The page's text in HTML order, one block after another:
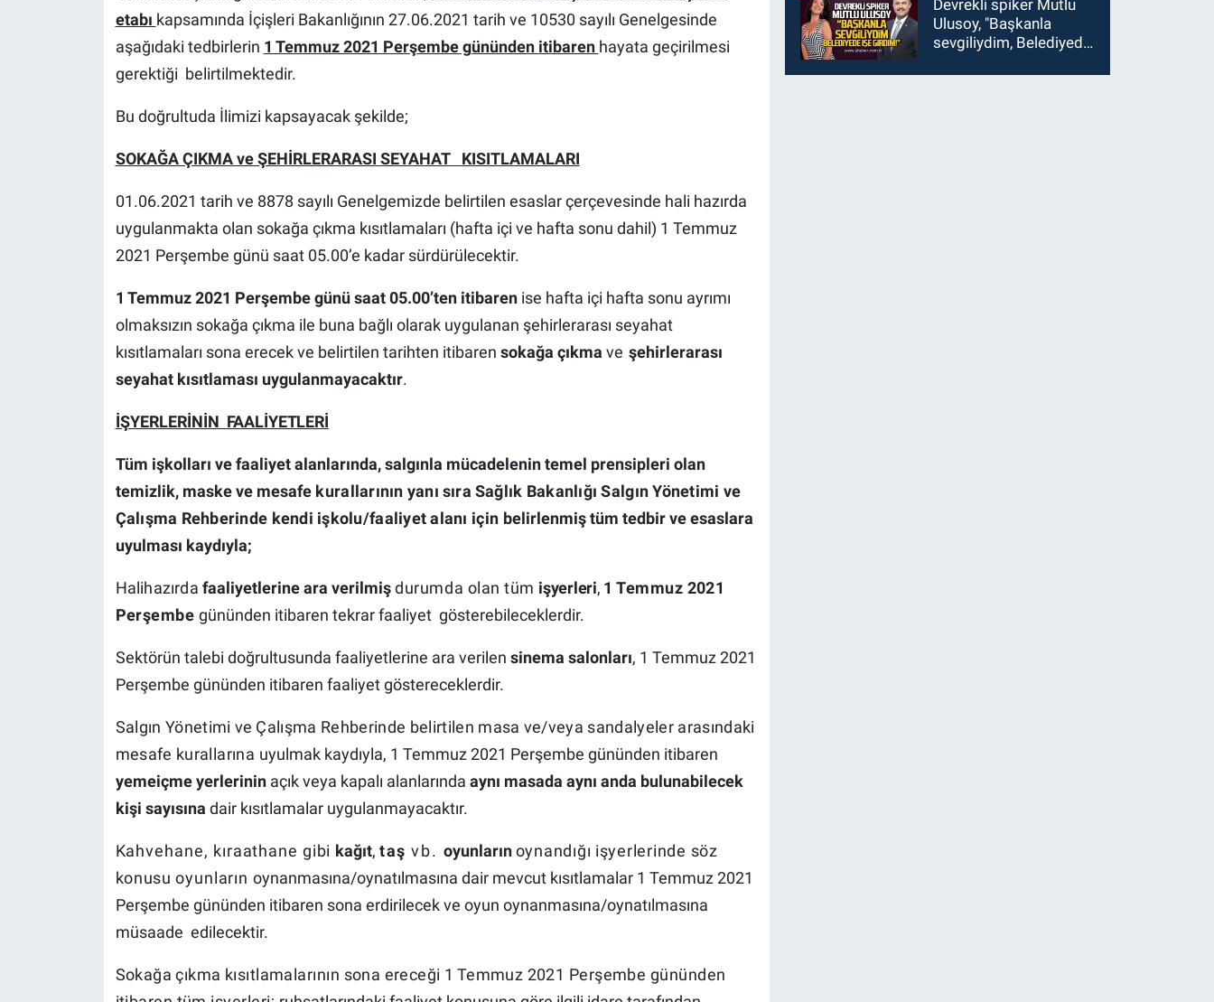
etabı kapsamında İçişleri Bakanlığının 27.06.2021 tarih ve 10530 sayılı Genelgesinde
aşağıdaki tedbirlerin 1 Temmuz 2021 Perşembe gününden itibaren hayata geçirilmesi
gerektiği belirtilmektedir.
Bu doğrultuda İlimizi kapsayacak şekilde;
SOKAĞA ÇIKMA ve ŞEHİRLERARASI SEYAHAT KISITLAMALARI
01.06.2021 tarih ve 8878 sayılı Genelgemizde belirtilen esaslar çerçevesinde hali hazırda
uygulanmakta olan sokağa çıkma kısıtlamaları (hafta içi ve hafta sonu dahil) 1 Temmuz
2021 Perşembe günü saat 05.00’e kadar sürdürülecektir.
1 Temmuz 2021 Perşembe günü saat 05.00’ten itibaren ise hafta içi hafta sonu ayrımı
olmaksızın sokağa çıkma ile buna bağlı olarak uygulanan şehirlerarası seyahat
kısıtlamaları sona erecek ve belirtilen tarihten itibaren sokağa çıkma ve şehirlerarası
seyahat kısıtlaması uygulanmayacaktır.
İŞYERLERİNİN FAALİYETLERİ
Tüm işkolları ve faaliyet alanlarında, salgınla mücadelenin temel prensipleri olan
temizlik, maske ve mesafe kurallarının yanı sıra Sağlık Bakanlığı Salgın Yönetimi ve
Çalışma Rehberinde kendi işkolu/faaliyet alanı için belirlenmiş tüm tedbir ve esaslara
uyulması kaydıyla;
Halihazırda faaliyetlerine ara verilmişdurumda olantüm işyerleri, 1Temmuz 2021
Perşembe gününden itibaren tekrar faaliyet gösterebileceklerdir.
Sektörün talebi doğrultusunda faaliyetlerine ara verilen sinema salonları, 1 Temmuz 2021
Perşembe gününden itibaren faaliyet göstereceklerdir.
Salgın Yönetimi ve Çalışma Rehberinde belirtilen masa ve/veya sandalyeler arasındaki
mesafe kurallarına uyulmak kaydıyla, 1 Temmuz 2021 Perşembe gününden itibaren
yeme­içme yerlerinin açık veya kapalı alanlarında aynı masada aynı anda bulunabilecek
kişi sayısına dair kısıtlamalar uygulanmayacaktır.
Kahvehane, kıraathanegibi kağıt,taşvb. oyunlarınoynandığı işyerlerinde söz
konusuoyunların oynanmasına/oynatılmasına dair mevcut kısıtlamalar 1 Temmuz 2021
Perşembe gününden itibaren sona erdirilecek ve oyun oynanmasına/oynatılmasına
müsaade edilecektir.
Sokağa çıkma kısıtlamalarının sona ereceği 1 Temmuz 2021 Perşembe gününden
Devrekli spiker Mutlu
Ulusoy, "Başkanla
sevgiliydim, Belediyede